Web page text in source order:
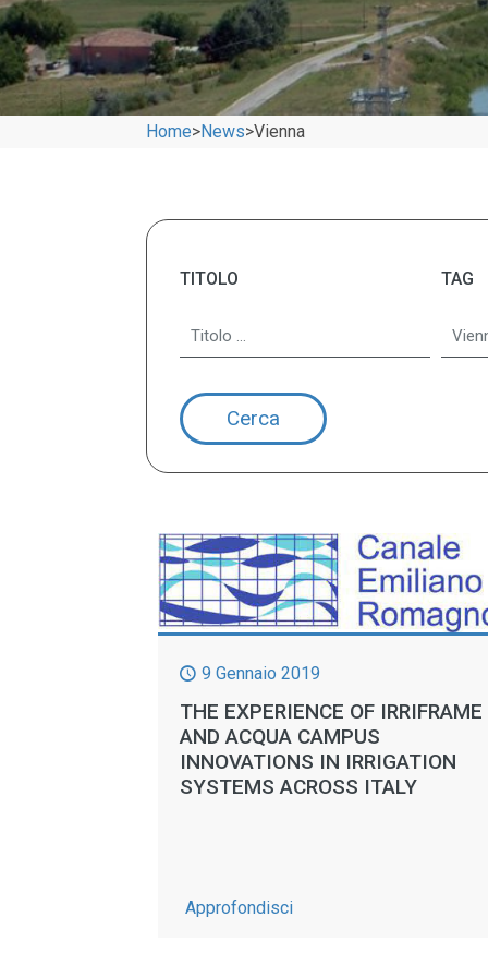
Home>News>Vienna
TITOLO TAG
9 Gennaio 2019
THE EXPERIENCE OF IRRIFRAME
AND ACQUA CAMPUS
INNOVATIONS IN IRRIGATION
SYSTEMS ACROSS ITALY
Approfondisci-